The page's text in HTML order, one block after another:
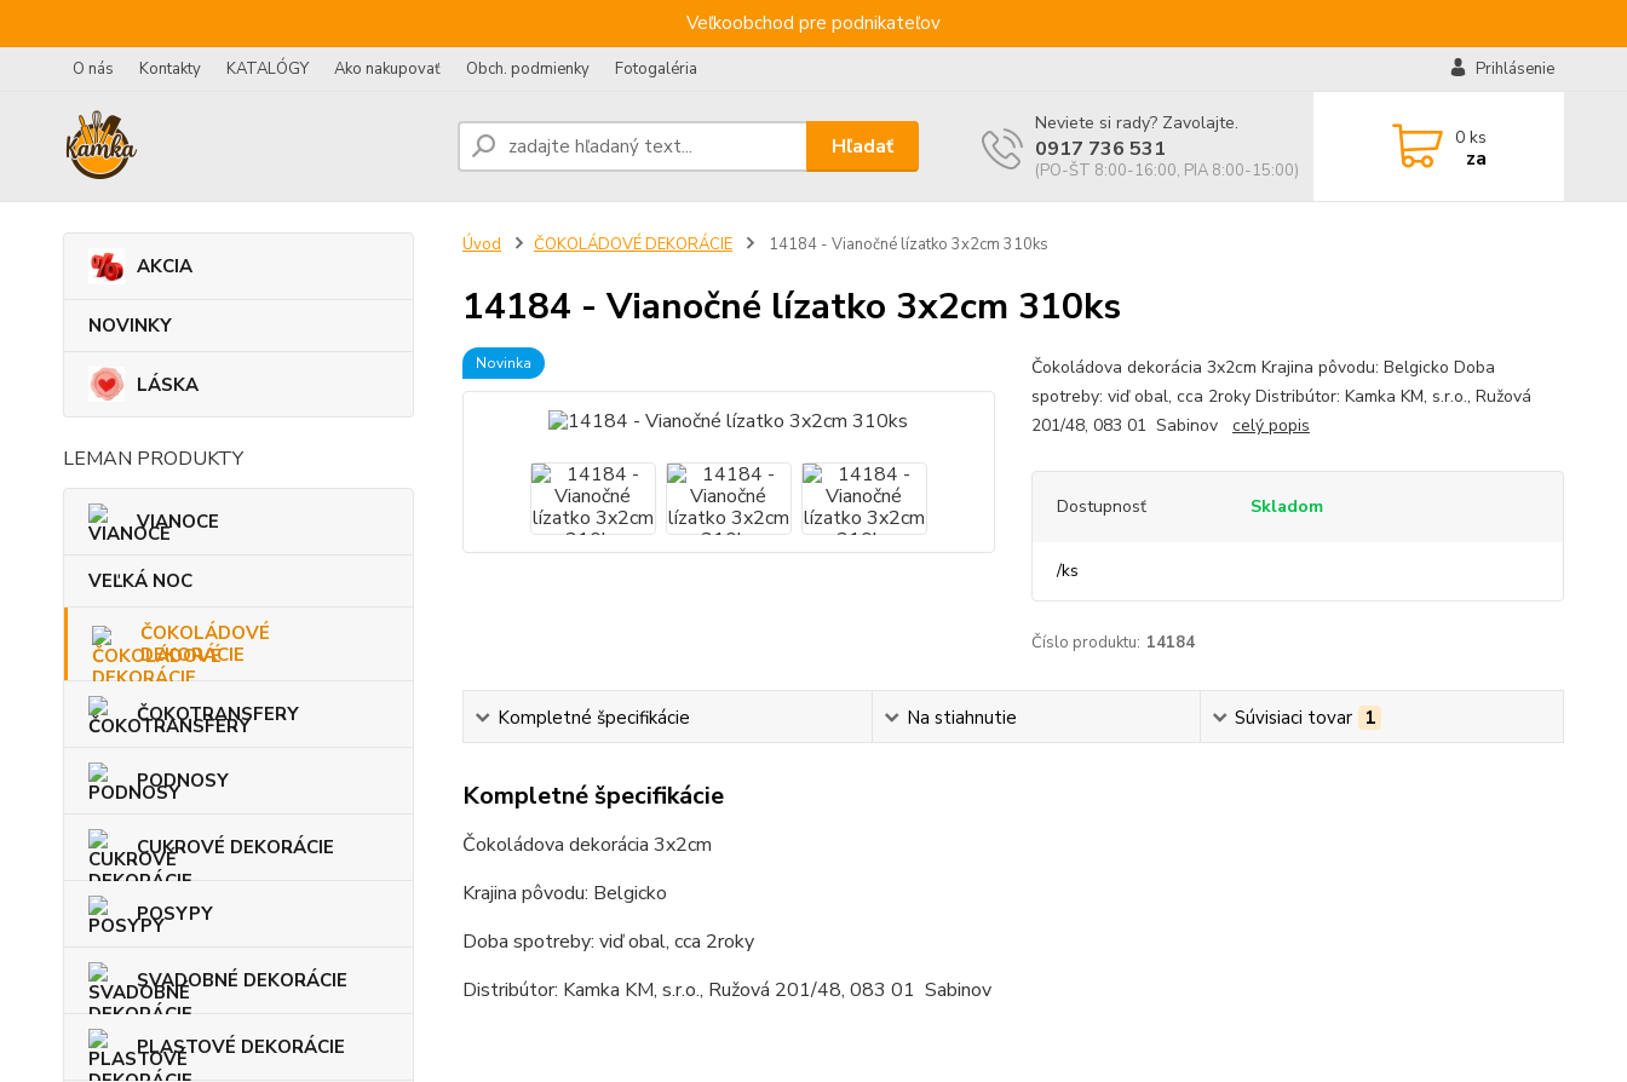
Veľkoobchod pre podnikateľov
O nás Kontakty KATALÓGY Ako nakupovať Obch. podmienky Fotogaléria Prihlásenie
Hľadať
Neviete si rady? Zavolajte.
0917 736 531
(PO-ŠT 8:00-16:00, PIA 8:00-15:00)
0 ks
za
AKCIA
NOVINKY
LÁSKA
LEMAN PRODUKTY
VIANOCE
VEĽKÁ NOC
ČOKOLÁDOVÉ
DEKORÁCIE
ČOKOTRANSFERY
PODNOSY
CUKROVÉ DEKORÁCIE
POSYPY
SVADOBNÉ DEKORÁCIE
PLASTOVÉ DEKORÁCIE
Úvod ČOKOLÁDOVÉ DEKORÁCIE 14184 - Vianočné lízatko 3x2cm 310ks
14184 - Vianočné lízatko 3x2cm 310ks
Novinka
Čokoládova dekorácia 3x2cm Krajina pôvodu: Belgicko Doba
spotreby: viď obal, cca 2roky Distribútor: Kamka KM, s.r.o., Ružová
201/48, 083 01 Sabinov celý popis
Dostupnosť Skladom
/ks
Číslo produktu: 14184
Kompletné špecifikácie Na stiahnutie Súvisiaci tovar 1
Kompletné špecifikácie
Čokoládova dekorácia 3x2cm
Krajina pôvodu: Belgicko
Doba spotreby: viď obal, cca 2roky
Distribútor: Kamka KM, s.r.o., Ružová 201/48, 083 01 Sabinov